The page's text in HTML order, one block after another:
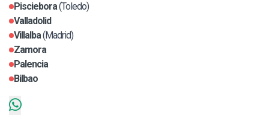
Pisciebora(Toledo)
Valladolid
Villalba(Madrid)
Zamora
Palencia
Bilbao